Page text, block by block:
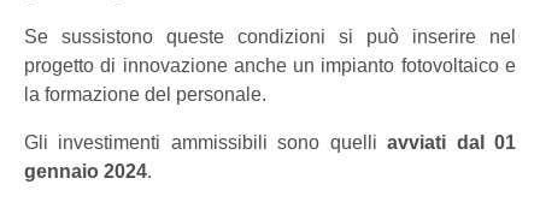
Se sussistono queste condizioni si può inserire nel
progetto di innovazione anche un impianto fotovoltaico e
la formazione del personale.
Gli investimenti ammissibili sono quelliavviati dal 01
gennaio 2024.